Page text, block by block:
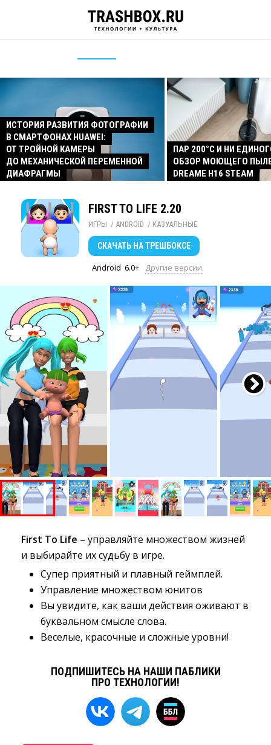
ИСТОРИЯ РАЗВИТИЯ ФОТОГРАФИИ
В СМАРТФОНАХ HUAWEI:
ОТ ТРОЙНОЙ КАМЕРЫ
ДО МЕХАНИЧЕСКОЙ ПЕРЕМЕННОЙ
ДИАФРАГМЫ
ПАР 200°C И НИ
ОБЗОР МОЮЩЕГО
DREAME H16 STEAM
FIRST TO LIFE 2.20
ИГРЫ / ANDROID / КАЗУАЛЬНЫЕ
СКАЧАТЬ НА ТРЕШБОКСЕ
Android 6.0+ Другие версии
First To Life – управляйте множеством жизней
и выбирайте их судьбу в игре.
Супер приятный и плавный геймплей.
Управление множеством юнитов
Вы увидите, как ваши действия оживают в
буквальном смысле слова.
Веселые, красочные и сложные уровни!
ПОДПИШИТЕСЬ НА НАШИ ПАБЛИКИ
ПРО ТЕХНОЛОГИИ!